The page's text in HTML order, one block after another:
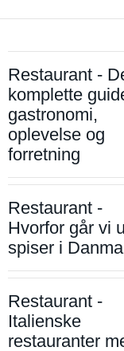
Restaurant -
komplette
gastronomi,
oplevelse og
forretning
Restaurant -
Hvorfor går vi
spiser i
Restaurant -
Italienske
restauranter